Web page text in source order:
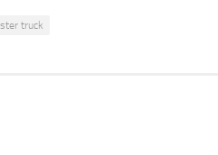
truck